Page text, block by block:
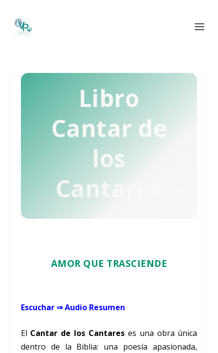
Libro
Cantar de
los
Cantares
AMOR QUE TRASCIENDE
Escuchar ⇒ Audio Resumen
El Cantar de los Cantares es una obra única
dentro de la Biblia: una poesía apasionada,